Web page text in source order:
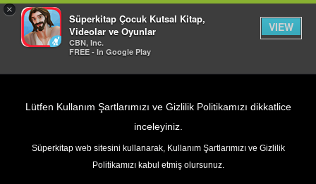
×
Süperkitap Çocuk Kutsal Kitap,
Videolar ve Oyunlar
CBN, Inc.
FREE - In Google Play
VIEW
Lütfen Kullanım Şartlarımızı ve Gizlilik Politikamızı dikkatlice
inceleyiniz.
Süperkitap web sitesini kullanarak, Kullanım Şartlarımızı ve Gizlilik
Politikamızı kabul etmiş olursunuz.